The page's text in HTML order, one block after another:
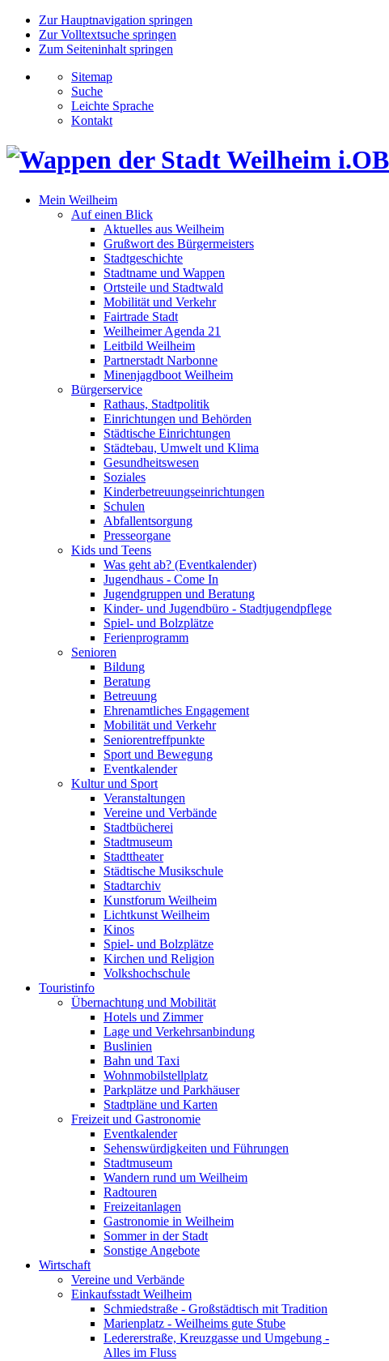
Zur Hauptnavigation springen
Zur Volltextsuche springen
Zum Seiteninhalt springen
Sitemap
Suche
Leichte Sprache
Kontakt
Mein Weilheim
Auf einen Blick
Aktuelles aus Weilheim
Grußwort des Bürgermeisters
Stadtgeschichte
Stadtname und Wappen
Ortsteile und Stadtwald
Mobilität und Verkehr
Fairtrade Stadt
Weilheimer Agenda 21
Leitbild Weilheim
Partnerstadt Narbonne
Minenjagdboot Weilheim
Bürgerservice
Rathaus, Stadtpolitik
Einrichtungen und Behörden
Städtische Einrichtungen
Städtebau, Umwelt und Klima
Gesundheitswesen
Soziales
Kinderbetreuungseinrichtungen
Schulen
Abfallentsorgung
Presseorgane
Kids und Teens
Was geht ab? (Eventkalender)
Jugendhaus - Come In
Jugendgruppen und Beratung
Kinder- und Jugendbüro - Stadtjugendpflege
Spiel- und Bolzplätze
Ferienprogramm
Senioren
Bildung
Beratung
Betreuung
Ehrenamtliches Engagement
Mobilität und Verkehr
Seniorentreffpunkte
Sport und Bewegung
Eventkalender
Kultur und Sport
Veranstaltungen
Vereine und Verbände
Stadtbücherei
Stadtmuseum
Stadttheater
Städtische Musikschule
Stadtarchiv
Kunstforum Weilheim
Lichtkunst Weilheim
Kinos
Spiel- und Bolzplätze
Kirchen und Religion
Volkshochschule
Touristinfo
Übernachtung und Mobilität
Hotels und Zimmer
Lage und Verkehrsanbindung
Buslinien
Bahn und Taxi
Wohnmobilstellplatz
Parkplätze und Parkhäuser
Stadtpläne und Karten
Freizeit und Gastronomie
Eventkalender
Sehenswürdigkeiten und Führungen
Stadtmuseum
Wandern rund um Weilheim
Radtouren
Freizeitanlagen
Gastronomie in Weilheim
Sommer in der Stadt
Sonstige Angebote
Wirtschaft
Vereine und Verbände
Einkaufsstadt Weilheim
Schmiedstraße - Großstädtisch mit Tradition
Marienplatz - Weilheims gute Stube
Ledererstraße, Kreuzgasse und Umgebung -
Alles im Fluss